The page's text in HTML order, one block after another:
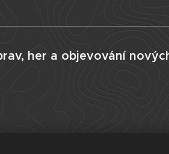
her a objevování